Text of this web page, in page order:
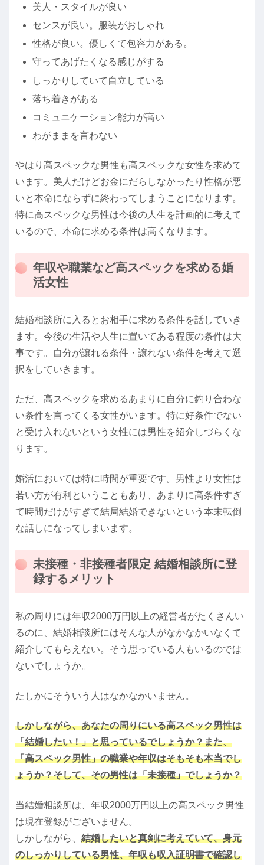
美人・スタイルが良い
センスが良い。服装がおしゃれ
性格が良い。優しくて包容力がある。
守ってあげたくなる感じがする
しっかりしていて自立している
落ち着きがある
コミュニケーション能力が高い
わがままを言わない
やはり高スペックな男性も高スペックな女性を求めて
います。美人だけどお金にだらしなかったり性格が悪
いと本命にならずに終わってしまうことになります。
特に高スペックな男性は今後の人生を計画的に考えて
いるので、本命に求める条件は高くなります。
年収や職業など高スペックを求める婚
活女性
結婚相談所に入るとお相手に求める条件を話していき
ます。今後の生活や人生に置いてある程度の条件は大
事です。自分が譲れる条件・譲れない条件を考えて選
択をしていきます。
ただ、高スペックを求めるあまりに自分に釣り合わな
い条件を言ってくる女性がいます。特に好条件でない
と受け入れないという女性には男性を紹介しづらくな
ります。
婚活においては特に時間が重要です。男性より女性は
若い方が有利ということもあり、あまりに高条件すぎ
て時間だけがすぎて結局結婚できないという本末転倒
な話しになってしまいます。
未接種・非接種者限定 結婚相談所に登
録するメリット
私の周りには年収2000万円以上の経営者がたくさんい
るのに、結婚相談所にはそんな人がなかなかいなくて
紹介してもらえない。そう思っている人もいるのでは
ないでしょうか。
たしかにそういう人はなかなかいません。
しかしながら、あなたの周りにいる高スペック男性は
「結婚したい！」と思っているでしょうか？また、
「高スペック男性」の職業や年収はそもそも本当でし
ょうか？そして、その男性は「未接種」でしょうか？
当結婚相談所は、年収2000万円以上の高スペック男性
は現在登録がございません。
しかしながら、 結婚したいと真剣に考えていて、身元
のしっかりしている男性、年収も収入証明書で確認し